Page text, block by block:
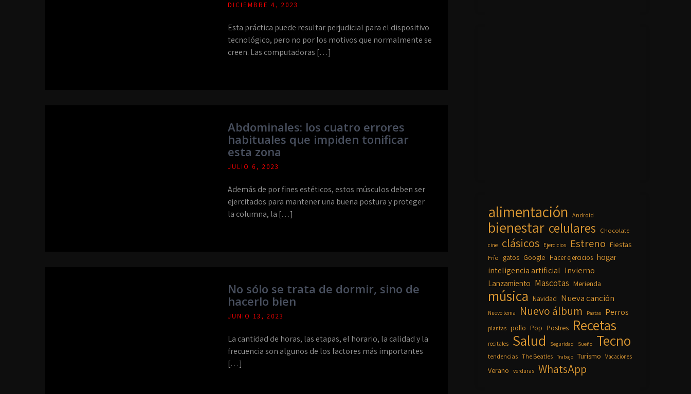
DICIEMBRE 4, 2023
Esta práctica puede resultar perjudicial para el dispositivo
tecnológico, pero no por los motivos que normalmente se
creen. Las computadoras […]
Abdominales: los cuatro errores
habituales que impiden tonificar
esta zona
JULIO 6, 2023
Además de por fines estéticos, estos músculos deben ser
ejercitados para mantener una buena postura y proteger
la columna, la […]
No sólo se trata de dormir, sino de
hacerlo bien
JUNIO 13, 2023
La cantidad de horas, las etapas, el horario, la calidad y la
frecuencia son algunos de los factores más importantes
[…]
alimentación Android
bienestar celulares Chocolate
cine clásicos Ejercicios Estreno Fiestas
Frío gatos Google Hacer ejercicios hogar
inteligencia artificial Invierno
Lanzamiento Mascotas Merienda
música Navidad Nueva canción
Nuevo tema Nuevo álbum Pastas Perros
plantas pollo Pop Postres Recetas
recitales Salud Seguridad Sueño Tecno
tendencias The Beatles Trabajo Turismo Vacaciones
Verano verduras WhatsApp